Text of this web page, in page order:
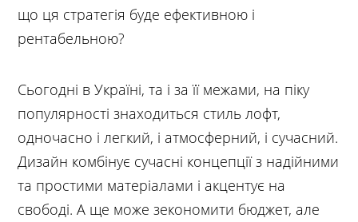
що ця стратегія буде ефективною і
рентабельною?
Сьогодні в Україні, та і за її межами, на піку
популярності знаходиться стиль лофт,
одночасно і легкий, і атмосферний, і сучасний.
Дизайн комбінує сучасні концепції з надійними
та простими матеріалами і акцентує на
свободі. А ще може зекономити бюджет, але